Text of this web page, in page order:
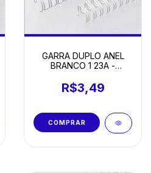
GARRA DUPLO ANEL
BRANCO 1 23A -
R$3,49